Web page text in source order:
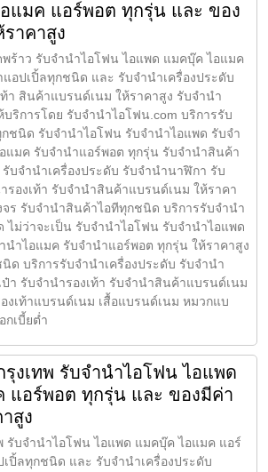
แมค แอร์พอต ทุกรุ่น และ ของ
าคาสูง
ร้าว รับจำนำไอโฟน ไอแพด แมคบุ๊ค ไอแมค
อปเปิ้ลทุกชนิด และ รับจำนำเครื่องประดับ
ท้า สินค้าแบรนด์เนม ให้ราคาสูง รับจำนำ
ริการโดย รับจํานําไอโฟน.com บริการรับ
ชนิด รับจำนำไอโฟน รับจำนำไอแพด รับจำ
แมค รับจำนำแอร์พอต ทุกรุ่น รับจำนำสินค้า
บจำนำเครื่องประดับ รับจำนำนาฬิกา รับ
รองเท้า รับจำนำสินค้าแบรนด์เนม ให้ราคา
จร รับจำนำสินค้าไอทีทุกชนิด บริการรับจำนำ
ไม่ว่าจะเป็น รับจำนำไอโฟน รับจำนำไอแพด
นำไอแมค รับจำนำแอร์พอต ทุกรุ่น ให้ราคาสูง
ด บริการรับจำนำเครื่องประดับ รับจำนำ
า รับจำนำรองเท้า รับจำนำสินค้าแบรนด์เนม
งเท้าแบรนด์เนม เสื้อแบรนด์เนม หมวกแบ
กเบี้ยต่ำ
งเทพ รับจำนำไอโฟน ไอแพด
แอร์พอต ทุกรุ่น และ ของมีค่า
สูง
รับจำนำไอโฟน ไอแพด แมคบุ๊ค ไอแมค แอร์
ปิ้ลทุกชนิด และ รับจำนำเครื่องประดับ